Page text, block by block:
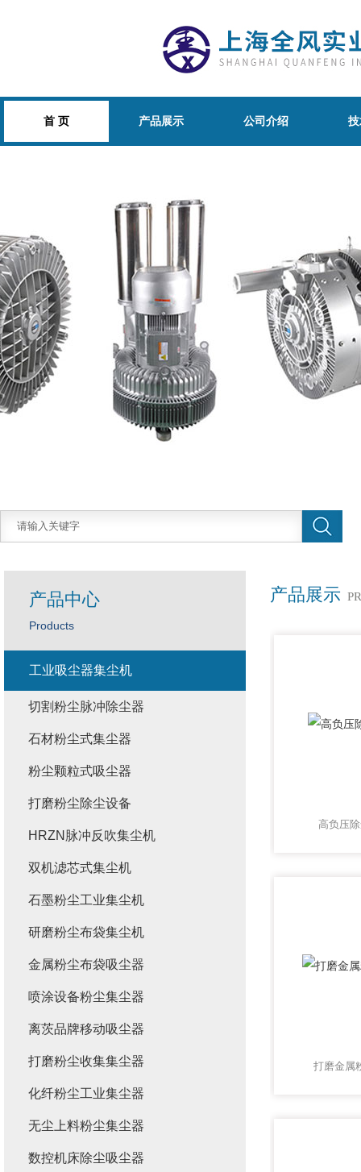
首 页 产品展示 公司介绍
产品展示
高负压
打磨金属
产品中心
Products
工业吸尘器集尘机
切割粉尘脉冲除尘器
石材粉尘式集尘器
粉尘颗粒式吸尘器
打磨粉尘除尘设备
HRZN脉冲反吹集尘机
双机滤芯式集尘机
石墨粉尘工业集尘机
研磨粉尘布袋集尘机
金属粉尘布袋吸尘器
喷涂设备粉尘集尘器
离茨品牌移动吸尘器
打磨粉尘收集集尘器
化纤粉尘工业集尘器
无尘上料粉尘集尘器
数控机床除尘吸尘器